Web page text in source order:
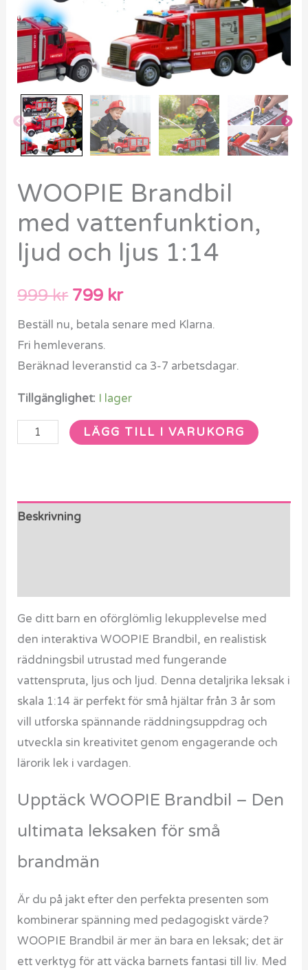
WOOPIE Brandbil
med vattenfunktion,
ljud och ljus 1:14
999kr 799 kr
Beställ nu, betala senare med Klarna.
Fri hemleverans.
Beräknad leveranstid ca 3-7 arbetsdagar.
Tillgänglighet: I lager
LÄGG TILL I VARUKORG
Beskrivning
Ge ditt barn en oförglömlig lekupplevelse med
den interaktiva WOOPIE Brandbil, en realistisk
räddningsbil utrustad med fungerande
vattenspruta, ljus och ljud. Denna detaljrika leksak i
skala 1:14 är perfekt för små hjältar från 3 år som
vill utforska spännande räddningsuppdrag och
utveckla sin kreativitet genom engagerande och
lärorik lek i vardagen.
Upptäck WOOPIE Brandbil – Den
ultimata leksaken för små
brandmän
Är du på jakt efter den perfekta presenten som
kombinerar spänning med pedagogiskt värde?
WOOPIE Brandbil är mer än bara en leksak; det är
ett verktyg för att väcka barnets fantasi till liv. Med